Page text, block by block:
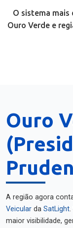
O sistema
Ouro Verde e
Ouro
A região agora
Veicular da SatLight.
maior visibilidade,